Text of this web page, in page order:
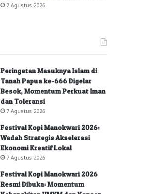
7 Agustus 2026
Peringatan Masuknya Islam di
Tanah Papua ke-666 Digelar
Besok, Momentum Perkuat Iman
dan Toleransi
7 Agustus 2026
Festival Kopi Manokwari 2026:
Wadah Strategis Akselerasi
Ekonomi Kreatif Lokal
7 Agustus 2026
Festival Kopi Manokwari 2026
Resmi Dibuka: Momentum